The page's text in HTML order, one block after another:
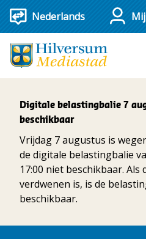
Digitale belastingbalie 7
beschikbaar
Vrijdag 7 augustus is
de digitale belastingbalie
17:00 niet beschikbaar. Als
verdwenen is, is de
beschikbaar.